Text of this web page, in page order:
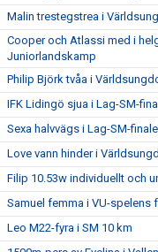
Malin trestegstrea i
Cooper och Atlassi med i
Juniorlandskamp
Philip Björk tvåa i
IFK Lidingö sjua i Lag-SM-
Sexa halvvägs i Lag-SM-
Love vann hinder i
Filip 10.53w individuellt och
Samuel femma i VU-spelens
Leo M22-fyra i SM 10 km